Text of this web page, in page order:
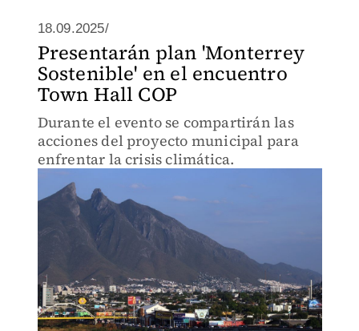
18.09.2025/
Presentarán plan 'Monterrey
Sostenible' en el encuentro
Town Hall COP
Durante el evento se compartirán las
acciones del proyecto municipal para
enfrentar la crisis climática.